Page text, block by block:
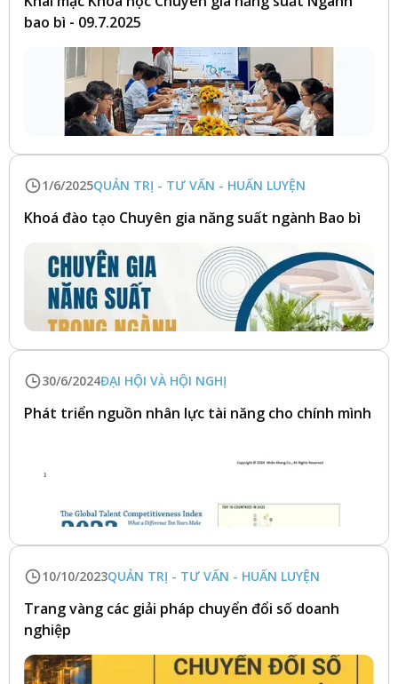
bao bì - 09.7.2025
1/6/2025QUẢN TRỊ - TƯ VẤN - HUẤN LUYỆN
Khoá đào tạo Chuyên gia năng suất ngành Bao bì
30/6/2024ĐẠI HỘI VÀ HỘI NGHỊ
Phát triển nguồn nhân lực tài năng cho chính mình
10/10/2023QUẢN TRỊ - TƯ VẤN - HUẤN LUYỆN
Trang vàng các giải pháp chuyển đổi số doanh
nghiệp